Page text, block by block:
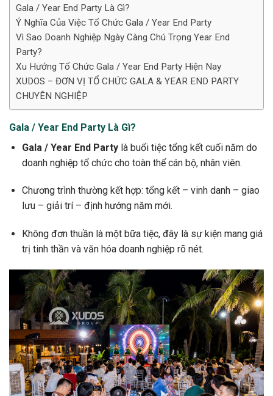
Gala / Year End Party Là Gì?
Ý Nghĩa Của Việc Tổ Chức Gala / Year End Party
Vì Sao Doanh Nghiệp Ngày Càng Chú Trọng Year End
Party?
Xu Hướng Tổ Chức Gala / Year End Party Hiện Nay
XUDOS – ĐƠN VỊ TỔ CHỨC GALA & YEAR END PARTY
CHUYÊN NGHIỆP
Gala / Year End Party Là Gì?
Gala / Year End Partylà buổi tiệc tổng kết cuối năm do
doanh nghiệp tổ chức cho toàn thể cán bộ, nhân viên.
Chương trình thường kết hợp: tổng kết – vinh danh – giao
lưu – giải trí – định hướng năm mới.
Không đơn thuần là một bữa tiệc, đây là sự kiện mang giá
trị tinh thần và văn hóa doanh nghiệp rõ nét.